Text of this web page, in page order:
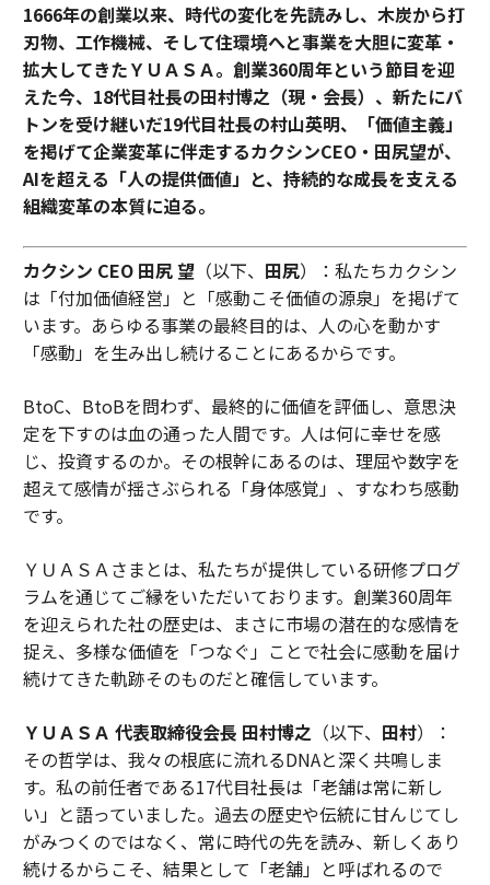
1666年の創業以来、時代の変化を先読みし、木炭から打
刃物、工作機械、そして住環境へと事業を大胆に変革・
拡大してきたＹＵＡＳＡ。創業360周年という節目を迎
えた今、18代目社長の田村博之（現・会長）、新たにバ
トンを受け継いだ19代目社長の村山英明、「価値主義」
を掲げて企業変革に伴走するカクシンCEO・田尻望が、
AIを超える「人の提供価値」と、持続的な成長を支える
組織変革の本質に迫る。
カクシン CEO 田尻 望（以下、 田尻）：私たちカクシン
は「付加価値経営」と「感動こそ価値の源泉」を掲げて
います。あらゆる事業の最終目的は、人の心を動かす
「感動」を生み出し続けることにあるからです。
BtoC、BtoBを問わず、最終的に価値を評価し、意思決
定を下すのは血の通った人間です。人は何に幸せを感
じ、投資するのか。その根幹にあるのは、理屈や数字を
超えて感情が揺さぶられる「身体感覚」、すなわち感動
です。
ＹＵＡＳＡさまとは、私たちが提供している研修プログ
ラムを通じてご縁をいただいております。創業360周年
を迎えられた社の歴史は、まさに市場の潜在的な感情を
捉え、多様な価値を「つなぐ」ことで社会に感動を届け
続けてきた軌跡そのものだと確信しています。
ＹＵＡＳＡ 代表取締役会長 田村博之（以下、 田村）：
その哲学は、我々の根底に流れるDNAと深く共鳴しま
す。私の前任者である17代目社長は「老舗は常に新し
い」と語っていました。過去の歴史や伝統に甘んじてし
がみつくのではなく、常に時代の先を読み、新しくあり
続けるからこそ、結果として「老舗」と呼ばれるので